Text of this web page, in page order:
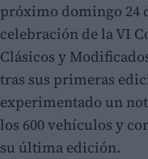
próximo domingo 24
celebración de la VI
Clásicos y
tras sus primeras
experimentado un
los 600 vehículos y
su última edición.